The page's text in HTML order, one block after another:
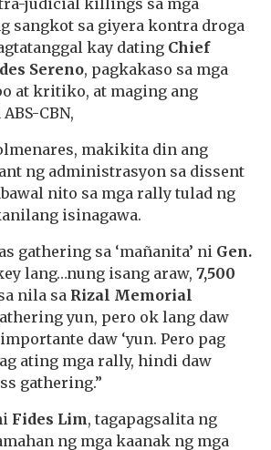
judicial killings sa mga
sangkot sa giyera kontra droga
kay dating Chief
Sereno, pagkakaso sa mga
at kritiko, at maging ang
CBN,
makikita din ang
ng administrasyon sa dissent
nito sa mga rally tulad ng
isinagawa.
gathering sa ‘mañanita’ ni Gen.
lang…nung isang araw, 7,500
nila sa Rizal Memorial
yun, pero ok lang daw
daw ‘yun. Pero pag
ating mga rally, hindi daw
gathering.”
Fides Lim, tagapagsalita ng
ng mga kaanak ng mga